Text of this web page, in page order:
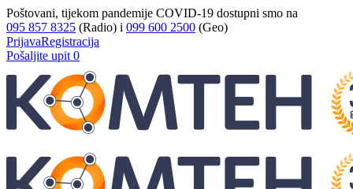
Poštovani, tijekom pandemije COVID-19 dostupni smo na
095 857 8325 (Radio) i 099 600 2500 (Geo)
PrijavaRegistracija
Pošaljite upit 0